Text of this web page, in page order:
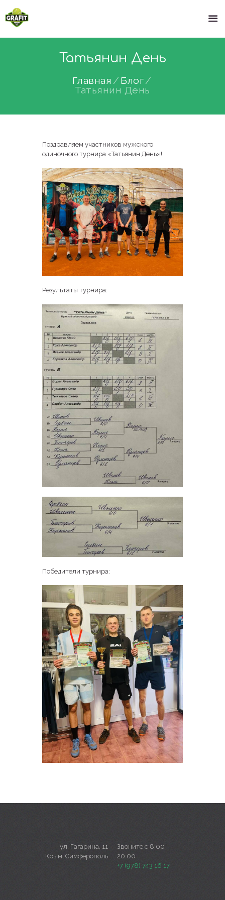
Татьянин День
Главная
Блог
Татьянин День
Поздравляем участников мужского
одиночного турнира «Татьянин День»!
Результаты турнира:
Победители турнира:
ул. Гагарина, 11
Крым, Симферополь
Звоните с 8:00-
20:00
+7 (978) 743 16 17